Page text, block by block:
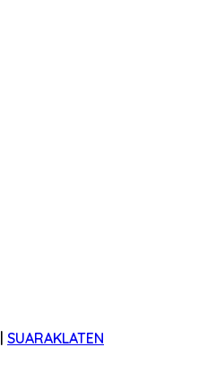
| SUARAKLATEN